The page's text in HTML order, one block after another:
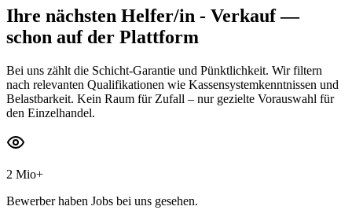
Ihre nächsten Helfer/in - Verkauf—
schon auf der Plattform
Bei uns zählt die Schicht-Garantie und Pünktlichkeit. Wir filtern
nach relevanten Qualifikationen wie Kassensystemkenntnissen und
Belastbarkeit. Kein Raum für Zufall – nur gezielte Vorauswahl für
den Einzelhandel.
2 Mio+
Bewerber haben Jobs bei uns gesehen.